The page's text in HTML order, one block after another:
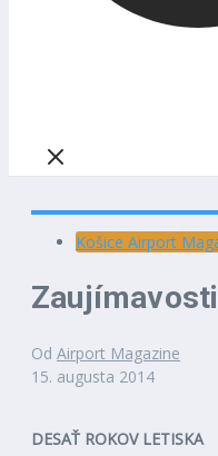
Košice Airport
Od Airport Magazine
15. augusta 2014
DESAŤ ROKOV LETISKA